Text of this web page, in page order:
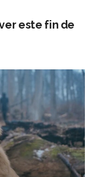
este fin de